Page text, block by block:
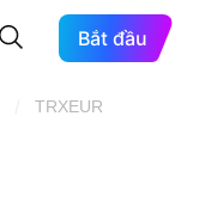
Bắt đầu
TRXEUR